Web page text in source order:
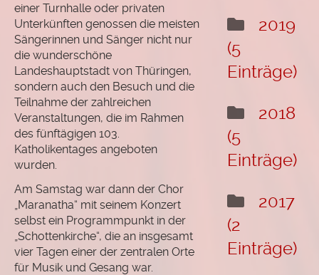
einer Turnhalle oder privaten
Unterkünften genossen die meisten
Sängerinnen und Sänger nicht nur
die wunderschöne
Landeshauptstadt von Thüringen,
sondern auch den Besuch und die
Teilnahme der zahlreichen
Veranstaltungen, die im Rahmen
des fünftägigen 103.
Katholikentages angeboten
wurden.
Am Samstag war dann der Chor
„Maranatha“ mit seinem Konzert
selbst ein Programmpunkt in der
„Schottenkirche“, die an insgesamt
vier Tagen einer der zentralen Orte
für Musik und Gesang war.
2019
(5
Einträge)
2018
(5
Einträge)
2017
(2
Einträge)